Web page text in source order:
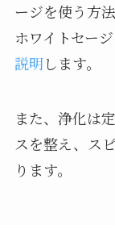
ージを使う方法
ホワイトセー
説明します。
また、浄化は
スを整え、ス
ります。